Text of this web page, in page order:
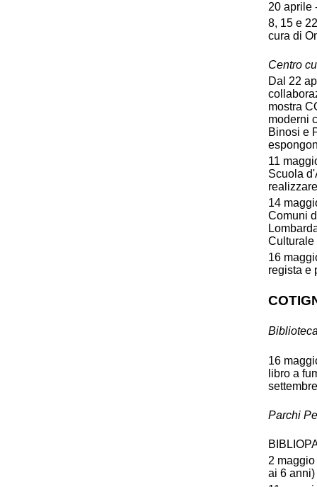
20 aprile
8, 15 e
cura di
Centro
Dal 22
mostra
moderni
Binosi e
11
Scuola
14
Comuni
Culturale
16
regista e
16
libro a
Parchi
2
ai 6 anni)